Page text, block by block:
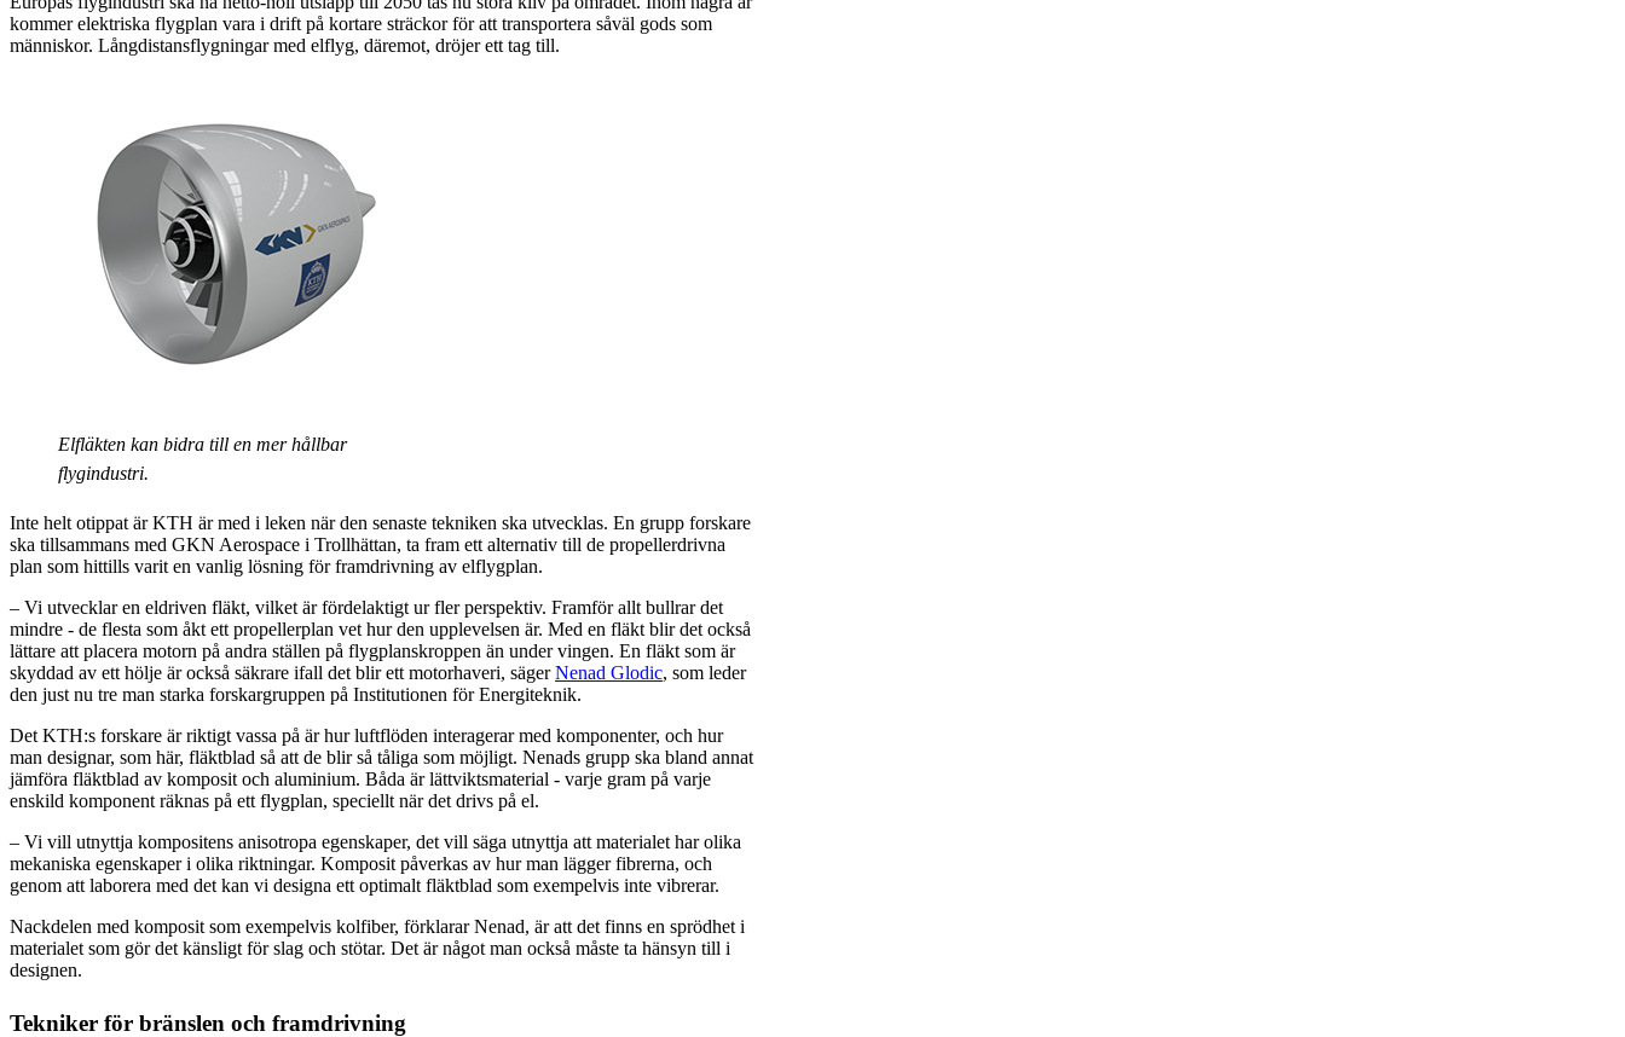
kommer elektriska flygplan vara i drift på kortare sträckor för att transportera såväl gods som
människor. Långdistansflygningar med elflyg, däremot, dröjer ett tag till.
Elfläkten kan bidra till en mer hållbar
flygindustri.
Inte helt otippat är KTH är med i leken när den senaste tekniken ska utvecklas. En grupp forskare
ska tillsammans med GKN Aerospace i Trollhättan, ta fram ett alternativ till de propellerdrivna
plan som hittills varit en vanlig lösning för framdrivning av elflygplan.
– Vi utvecklar en eldriven fläkt, vilket är fördelaktigt ur fler perspektiv. Framför allt bullrar det
mindre - de flesta som åkt ett propellerplan vet hur den upplevelsen är. Med en fläkt blir det också
lättare att placera motorn på andra ställen på flygplanskroppen än under vingen. En fläkt som är
skyddad av ett hölje är också säkrare ifall det blir ett motorhaveri, sägerNenad Glodic, som leder
den just nu tre man starka forskargruppen på Institutionen för Energiteknik.
Det KTH:s forskare är riktigt vassa på är hur luftflöden interagerar med komponenter, och hur
man designar, som här, fläktblad så att de blir så tåliga som möjligt. Nenads grupp ska bland annat
jämföra fläktblad av komposit och aluminium. Båda är lättviktsmaterial - varje gram på varje
enskild komponent räknas på ett flygplan, speciellt när det drivs på el.
– Vi vill utnyttja kompositens anisotropa egenskaper, det vill säga utnyttja att materialet har olika
mekaniska egenskaper i olika riktningar. Komposit påverkas av hur man lägger fibrerna, och
genom att laborera med det kan vi designa ett optimalt fläktblad som exempelvis inte vibrerar.
Nackdelen med komposit som exempelvis kolfiber, förklarar Nenad, är att det finns en sprödhet i
materialet som gör det känsligt för slag och stötar. Det är något man också måste ta hänsyn till i
designen.
Tekniker för bränslen och framdrivning